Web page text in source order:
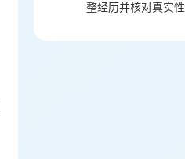
整经历并核对真实性